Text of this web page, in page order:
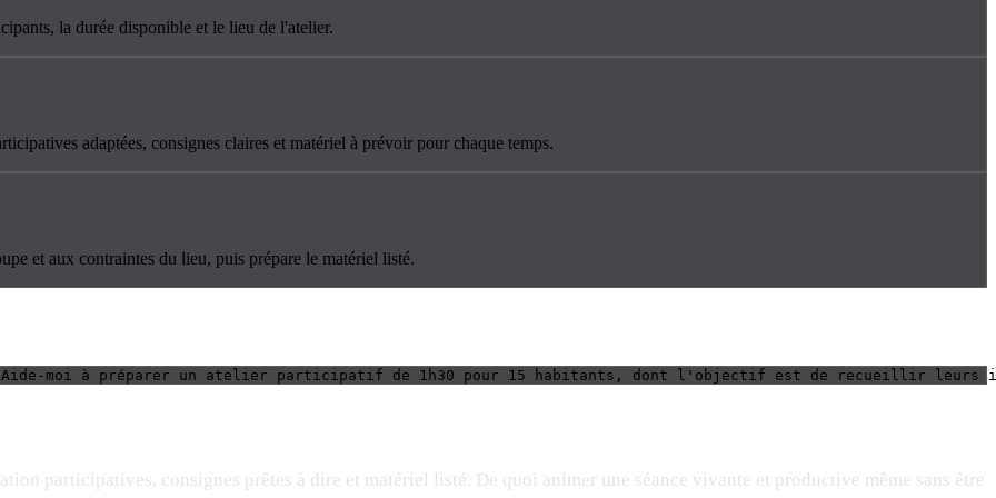
la durée disponible et le lieu de l'atelier.
adaptées, consignes claires et matériel à prévoir pour chaque temps.
et aux contraintes du lieu, puis prépare le matériel listé.
moi à préparer un atelier participatif de 1h30 pour 15 habitants, dont l'objectif est de recueillir leurs
participatives, consignes prêtes à dire et matériel listé. De quoi animer une séance vivante et productive même sans être